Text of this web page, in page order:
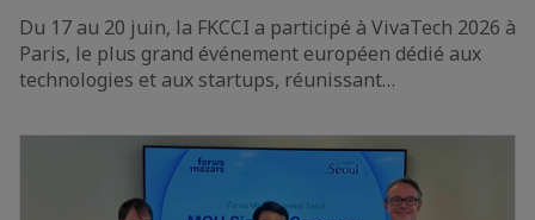
Du 17 au 20 juin, la FKCCI a participé à VivaTech 2026 à
Paris, le plus grand événement européen dédié aux
technologies et aux startups, réunissant…